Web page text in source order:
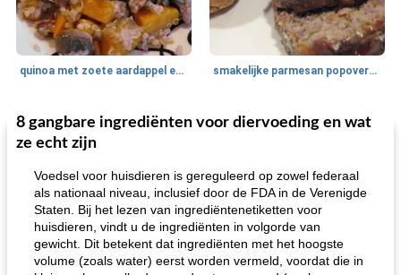
quinoa met zoete aardappel en champignons smakelijke parmesan popovers (gezonder!)
40min
One Dish Meal 720min
Soepen, stoofschotels en Chili
8 gangbare ingrediënten voor diervoeding en wat
ze echt zijn
Voedsel voor huisdieren is gereguleerd op zowel federaal
als nationaal niveau, inclusief door de FDA in de Verenigde
Staten. Bij het lezen van ingrediëntenetiketten voor
huisdieren, vindt u de ingrediënten in volgorde van
gewicht. Dit betekent dat ingrediënten met het hoogste
volume (zoals water) eerst worden vermeld, voordat die in